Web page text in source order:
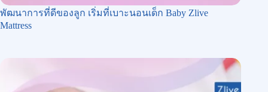
พัฒนาการที่ดีของลูก เริ่มที่เบาะนอนเด็ก Baby Zlive
Mattress